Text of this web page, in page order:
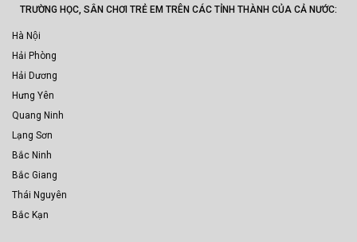
TRƯỜNG HỌC, SÂN CHƠI TRẺ EM TRÊN CÁC TỈNH THÀNH CỦA CẢ NƯỚC:
Hà Nội
Hải Phòng
Hải Dương
Hưng Yên
Quang Ninh
Lạng Sơn
Bắc Ninh
Bắc Giang
Thái Nguyên
Bắc Kạn